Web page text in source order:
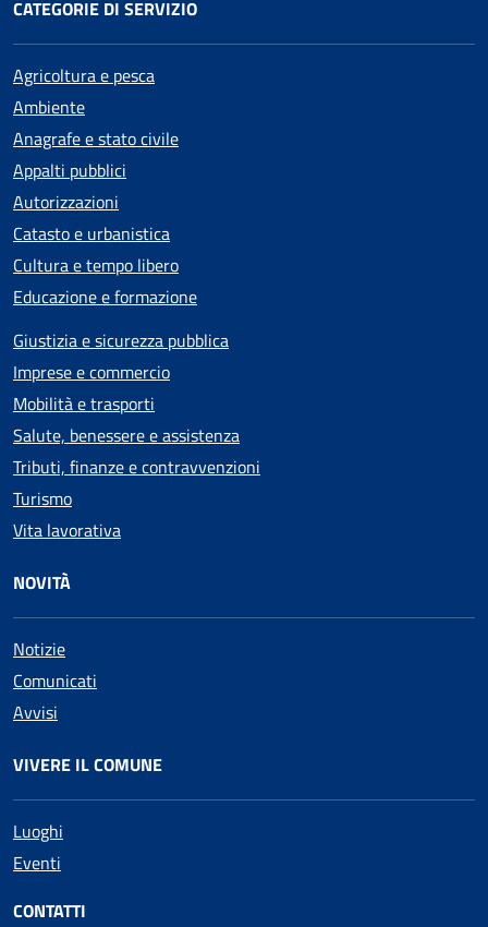
CATEGORIE DI SERVIZIO
Agricoltura e pesca
Ambiente
Anagrafe e stato civile
Appalti pubblici
Autorizzazioni
Catasto e urbanistica
Cultura e tempo libero
Educazione e formazione
Giustizia e sicurezza pubblica
Imprese e commercio
Mobilità e trasporti
Salute, benessere e assistenza
Tributi, finanze e contravvenzioni
Turismo
Vita lavorativa
NOVITÀ
Notizie
Comunicati
Avvisi
VIVERE IL COMUNE
Luoghi
Eventi
CONTATTI